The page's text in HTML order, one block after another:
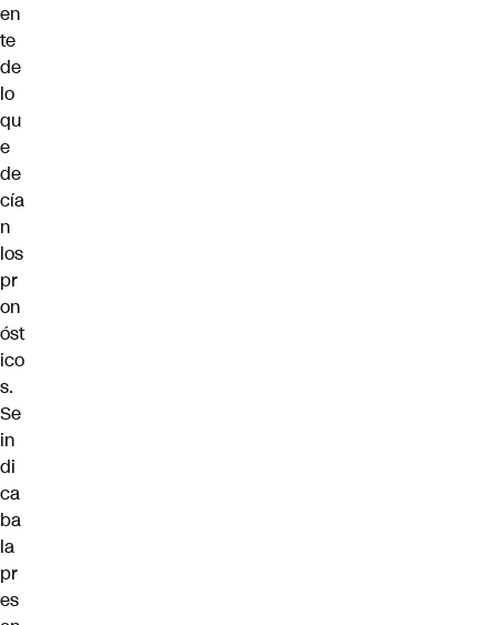
en
te
de
lo
qu
e
de
cía
n
los
pr
on
óst
ico
s.
Se
in
di
ca
ba
la
pr
es